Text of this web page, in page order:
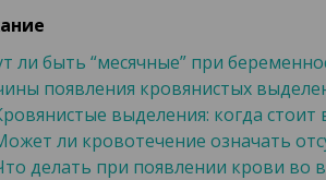
ли быть “месячные” при
появления кровянистых
выделения: когда стоит
ли кровотечение означать
делать при появлении крови во